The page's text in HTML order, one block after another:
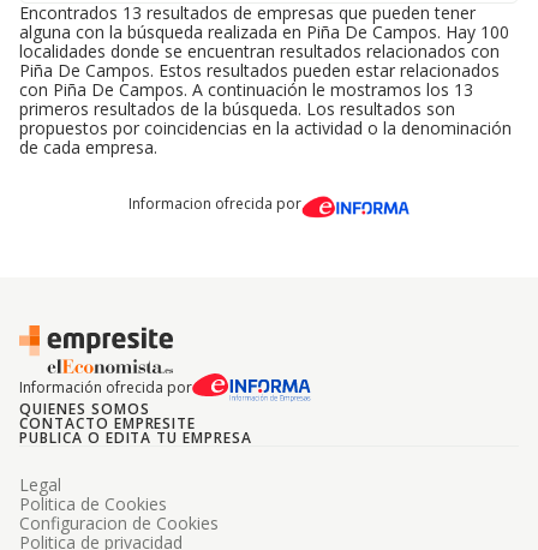
Encontrados 13 resultados de empresas que pueden tener
alguna con la búsqueda realizada en Piña De Campos. Hay 100
localidades donde se encuentran resultados relacionados con
Piña De Campos. Estos resultados pueden estar relacionados
con Piña De Campos. A continuación le mostramos los 13
primeros resultados de la búsqueda. Los resultados son
propuestos por coincidencias en la actividad o la denominación
de cada empresa.
Informacion ofrecida por
Información ofrecida por
QUIENES SOMOS
CONTACTO EMPRESITE
PUBLICA O EDITA TU EMPRESA
Legal
Politica de Cookies
Configuracion de Cookies
Politica de privacidad